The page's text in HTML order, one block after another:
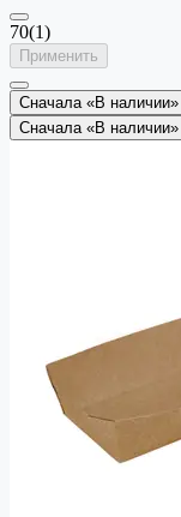
70(1)
Применить
Сначала «В наличии»
Сначала «В наличии»